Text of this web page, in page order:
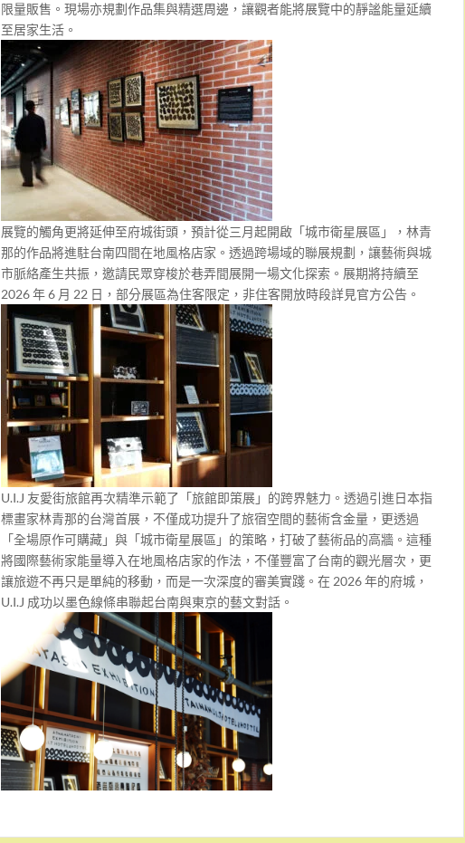
限量販售。現場亦規劃作品集與精選周邊，讓觀者能將展覽中的靜謐能量延續
至居家生活。
展覽的觸角更將延伸至府城街頭，預計從三月起開啟「城市衛星展區」，林青
那的作品將進駐台南四間在地風格店家。透過跨場域的聯展規劃，讓藝術與城
市脈絡產生共振，邀請民眾穿梭於巷弄間展開一場文化探索。展期將持續至
2026 年 6 月 22 日，部分展區為住客限定，非住客開放時段詳見官方公告。
U.I.J 友愛街旅館再次精準示範了「旅館即策展」的跨界魅力。透過引進日本指
標畫家林青那的台灣首展，不僅成功提升了旅宿空間的藝術含金量，更透過
「全場原作可購藏」與「城市衛星展區」的策略，打破了藝術品的高牆。這種
將國際藝術家能量導入在地風格店家的作法，不僅豐富了台南的觀光層次，更
讓旅遊不再只是單純的移動，而是一次深度的審美實踐。在 2026 年的府城，
U.I.J 成功以墨色線條串聯起台南與東京的藝文對話。